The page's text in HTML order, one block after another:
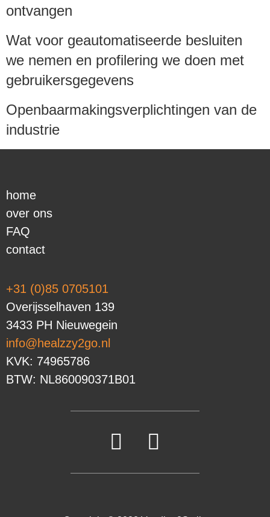
ontvangen
Wat voor geautomatiseerde besluiten
we nemen en profilering we doen met
gebruikersgegevens
Openbaarmakingsverplichtingen van de
industrie
home
over ons
FAQ
contact
+31 (0)85 0705101
Overijsselhaven 139
3433 PH Nieuwegein
info@healzzy2go.nl
KVK: 74965786
BTW: NL860090371B01